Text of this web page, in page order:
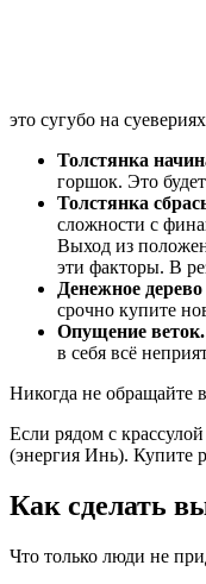
это сугубо на
Толстянка
горшок. Это
Толстянка
сложности с
Выход из
эти факторы. В
Денежное
срочно купите
Опущение веток.
в себя всё
Никогда не обращайте
Если рядом с
(энергия Инь). Купите
Как сделать
Что только люди не